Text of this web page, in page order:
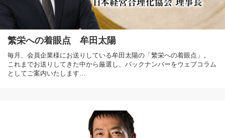
繁栄への着眼点 牟田太陽
毎月、会員企業様にお送りしている牟田太陽の「繁栄への着眼点」。
これまでお送りしてきた中から厳選し、バックナンバーをウェブコラム
としてご案内いたします…